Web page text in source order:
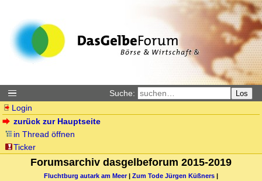
Suche: Los
Login
zurück zur Hauptseite
in Thread öffnen
Ticker
Forumsarchiv dasgelbeforum 2015-2019
Fluchtburg autark am Meer| Zum Tode Jürgen Küßners